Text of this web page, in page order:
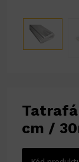
cm /